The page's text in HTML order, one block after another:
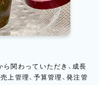
関わっていただき、成長
上管理、予算管理、発注管